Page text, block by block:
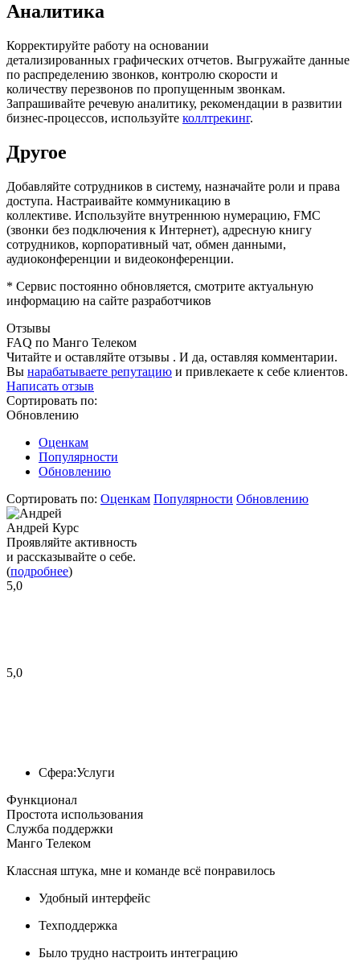
Аналитика
Корректируйте работу на основании
детализированных графических отчетов. Выгружайте данные
по распределению звонков, контролю скорости и
количеству перезвонов по пропущенным звонкам.
Запрашивайте речевую аналитику, рекомендации в развитии
бизнес-процессов, используйте коллтрекинг.
Другое
Добавляйте сотрудников в систему, назначайте роли и права
доступа. Настраивайте коммуникацию в
коллективе. Используйте внутреннюю нумерацию, FMC
(звонки без подключения к Интернет), адресную книгу
сотрудников, корпоративный чат, обмен данными,
аудиоконференции и видеоконференции.
* Сервис постоянно обновляется, смотрите актуальную
информацию на сайте разработчиков
Отзывы
FAQ по Манго Телеком
Читайте и оставляйте отзывы . И да, оставляя комментарии.
Вы нарабатываете репутацию и привлекаете к себе клиентов.
Написать отзыв
Сортировать по:
Обновлению
Оценкам
Популярности
Обновлению
Сортировать по: Оценкам Популярности Обновлению
Андрей Курс
Проявляйте активность
и рассказывайте о себе.
(подробнее)
5,0
5,0
Сфера:Услуги
Функционал
Простота использования
Служба поддержки
Манго Телеком
Классная штука, мне и команде всё понравилось
Удобный интерфейс
Техподдержка
Было трудно настроить интеграцию